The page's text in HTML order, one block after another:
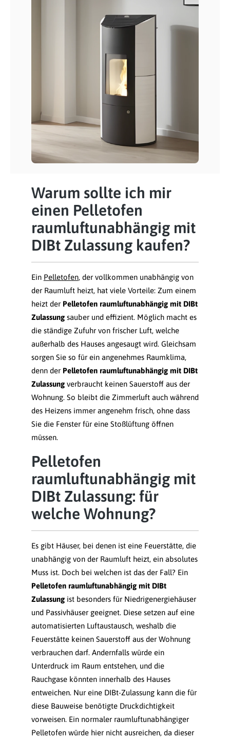
Warum sollte ich mir
einen Pelletofen
raumluftunabhängig mit
DIBt Zulassung kaufen?
Ein Pelletofen, der vollkommen unabhängig von
der Raumluft heizt, hat viele Vorteile: Zum einem
heizt der Pelletofen raumluftunabhängig mit DIBt
Zulassungsauber und effizient. Möglich macht es
die ständige Zufuhr von frischer Luft, welche
außerhalb des Hauses angesaugt wird. Gleichsam
sorgen Sie so für ein angenehmes Raumklima,
denn der Pelletofen raumluftunabhängig mit DIBt
Zulassungverbraucht keinen Sauerstoff aus der
Wohnung. So bleibt die Zimmerluft auch während
des Heizens immer angenehm frisch, ohne dass
Sie die Fenster für eine Stoßlüftung öffnen
müssen.
Pelletofen
raumluftunabhängig mit
DIBt Zulassung: für
welche Wohnung?
Es gibt Häuser, bei denen ist eine Feuerstätte, die
unabhängig von der Raumluft heizt, ein absolutes
Muss ist. Doch bei welchen ist das der Fall? Ein
Pelletofen raumluftunabhängig mit DIBt
Zulassung ist besonders für Niedrigenergiehäuser
und Passivhäuser geeignet. Diese setzen auf eine
automatisierten Luftaustausch, weshalb die
Feuerstätte keinen Sauerstoff aus der Wohnung
verbrauchen darf. Andernfalls würde ein
Unterdruck im Raum entstehen, und die
Rauchgase könnten innerhalb des Hauses
entweichen. Nur eine DIBt-Zulassung kann die für
diese Bauweise benötigte Druckdichtigkeit
vorweisen. Ein normaler raumluftunabhängiger
Pelletofen würde hier nicht ausreichen, da dieser